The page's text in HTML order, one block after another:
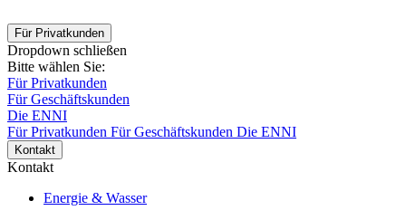
Für Privatkunden
Dropdown schließen
Bitte wählen Sie:
Für Privatkunden
Für Geschäftskunden
Die ENNI
Für Privatkunden Für Geschäftskunden Die ENNI
Kontakt
Kontakt
Energie & Wasser